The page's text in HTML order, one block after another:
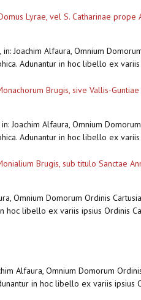
Lyrae, vel S. Catharinae prope
, in: Joachim Alfaura, Omnium
Adunantur in hoc libello ex variis
Brugis, sive Vallis-
in: Joachim Alfaura, Omnium
Adunantur in hoc libello ex variis
Brugis, sub titulo Sanctae
Omnium Domorum Ordinis
libello ex variis ipsius Ordinis
Alfaura, Omnium Domorum
in hoc libello ex variis ipsius